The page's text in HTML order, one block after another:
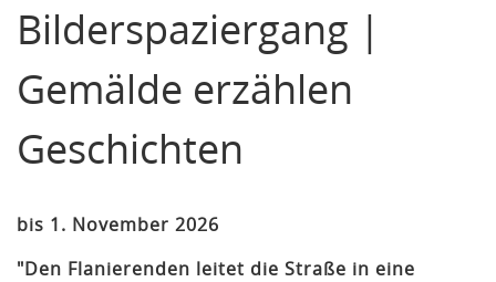
Bilderspaziergang |
Gemälde erzählen
Geschichten
bis 1. November 2026
"Den Flanierenden leitet die Straße in eine